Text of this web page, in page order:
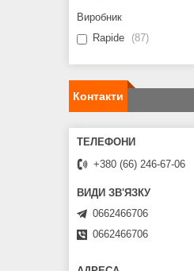
Виробник
Rapide
87
Контакти
+380 (66) 246-67-06
0662466706
0662466706